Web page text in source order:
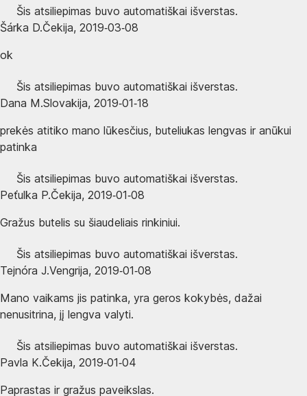
Šis atsiliepimas buvo automatiškai išverstas.
Šárka D.Čekija, 2019‑03‑08
ok
Šis atsiliepimas buvo automatiškai išverstas.
Dana M.Slovakija, 2019‑01‑18
prekės atitiko mano lūkesčius, buteliukas lengvas ir anūkui
patinka
Šis atsiliepimas buvo automatiškai išverstas.
Peťulka P.Čekija, 2019‑01‑08
Gražus butelis su šiaudeliais rinkiniui.
Šis atsiliepimas buvo automatiškai išverstas.
Tejnóra J.Vengrija, 2019‑01‑08
Mano vaikams jis patinka, yra geros kokybės, dažai
nenusitrina, jį lengva valyti.
Šis atsiliepimas buvo automatiškai išverstas.
Pavla K.Čekija, 2019‑01‑04
Paprastas ir gražus paveikslas.